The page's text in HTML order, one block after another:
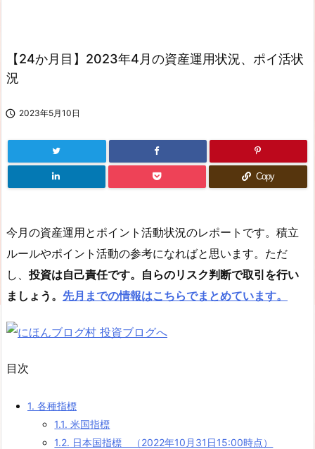
【24か月目】2023年4月の資産運用状況、ポイ活状
況
 2023年5月10日
Copy
今月の資産運用とポイント活動状況のレポートです。積立
ルールやポイント活動の参考になればと思います。ただ
し、 投資は自己責任です。自らのリスク判断で取引を行い
ましょう。 先月までの情報はこちらでまとめています。
目次
1. 各種指標
1.1. 米国指標
1.2. 日本国指標 （2022年10月31日15:00時点）